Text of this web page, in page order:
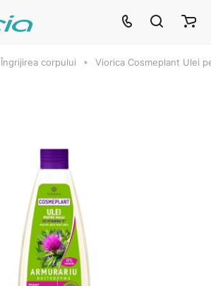
Îngrijirea corpului Viorica Cosmeplant Ulei